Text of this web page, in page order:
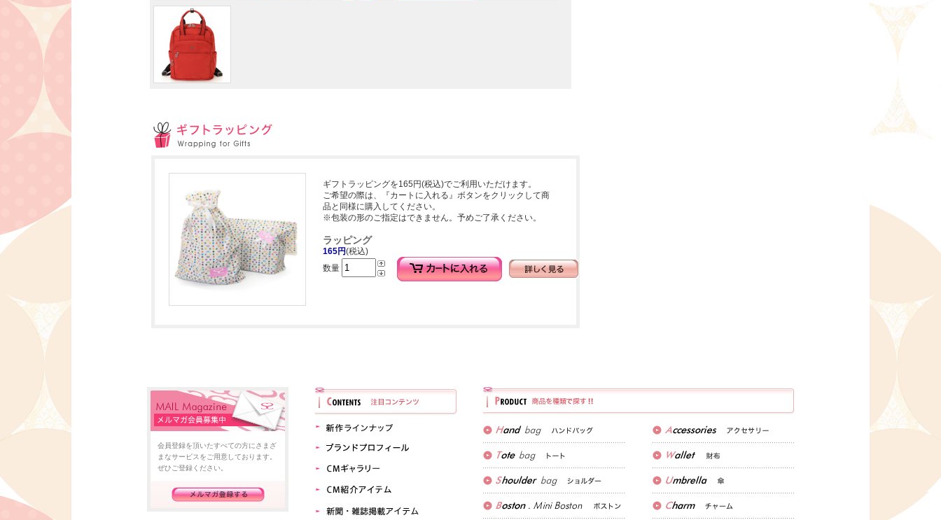
ギフトラッピングを165円(税込)でご利用いただけます。
ご希望の際は、『カートに入れる』ボタンをクリックして商
品と同様に購入してください。
※包装の形のご指定はできません。予めご了承ください。
ラッピング
165円(税込)
数量
会員登録を頂いたすべての方にさまざ
まなサービスをご用意しております。
ぜひご登録ください。